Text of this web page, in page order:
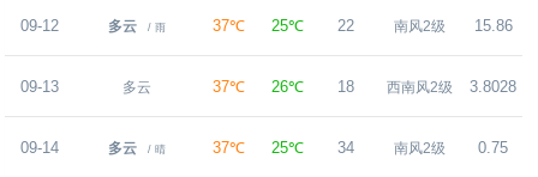
09-12 多云 / 雨 37℃ 25℃ 22 南风2级 15.86
09-13 多云 37℃ 26℃ 18 西南风2级 3.8028
09-14 多云 / 晴 37℃ 25℃ 34 南风2级 0.75